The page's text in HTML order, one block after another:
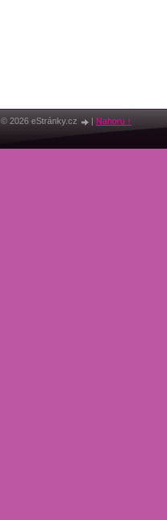
© 2026 eStránky.cz | Nahoru ↑